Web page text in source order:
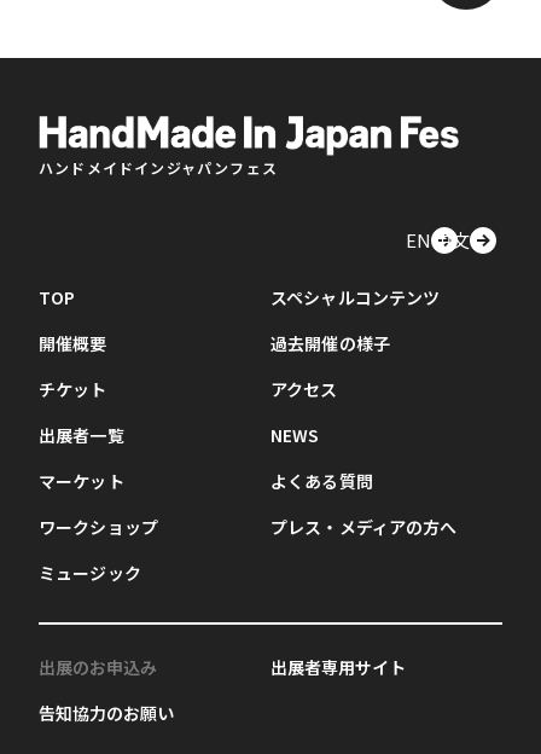
ハンドメイドインジャパンフェス
EN中文
TOP
開催概要
チケット
出展者一覧
マーケット
ワークショップ
ミュージック
スペシャルコンテンツ
過去開催の様子
アクセス
NEWS
よくある質問
プレス・メディアの方へ
出展のお申込み
告知協力のお願い
出展者専用サイト